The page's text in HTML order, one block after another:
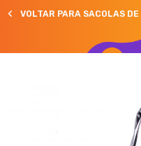
VOLTAR PARA SACOLAS